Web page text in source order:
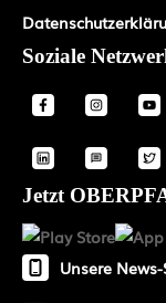
Soziale
Jetzt
Unsere